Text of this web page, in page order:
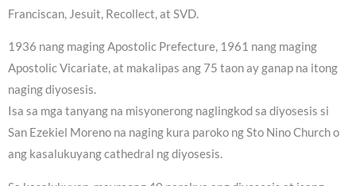
Franciscan, Jesuit, Recollect, at SVD.
1936 nang maging Apostolic Prefecture, 1961 nang maging
Apostolic Vicariate, at makalipas ang 75 taon ay ganap na itong
naging diyosesis.
Isa sa mga tanyang na misyonerong naglingkod sa diyosesis si
San Ezekiel Moreno na naging kura paroko ng Sto Nino Church o
ang kasalukuyang cathedral ng diyosesis.